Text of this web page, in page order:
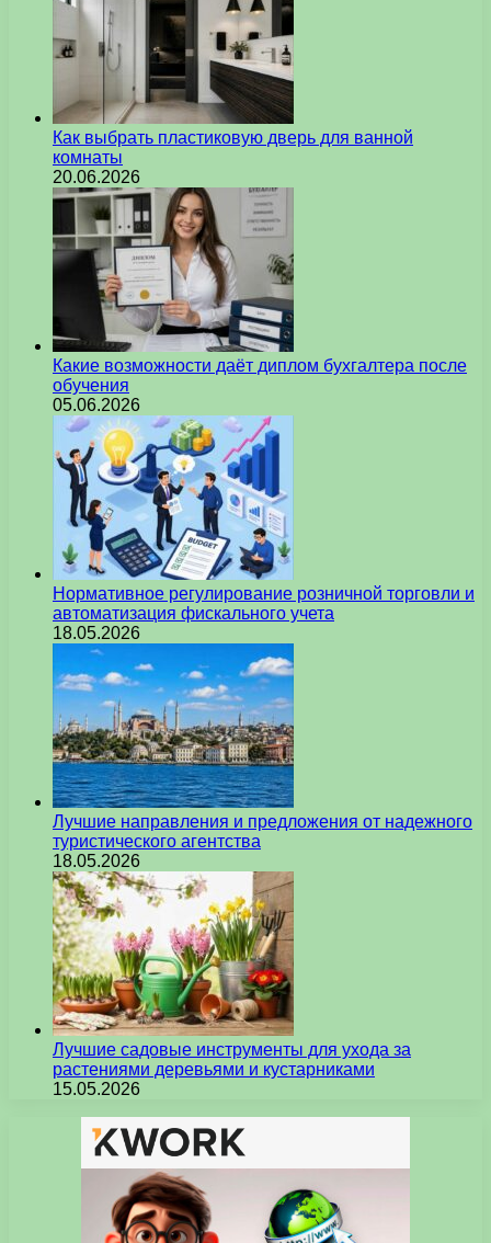
Как выбрать пластиковую дверь для ванной
комнаты
20.06.2026
Какие возможности даёт диплом бухгалтера после
обучения
05.06.2026
Нормативное регулирование розничной торговли и
автоматизация фискального учета
18.05.2026
Лучшие направления и предложения от надежного
туристического агентства
18.05.2026
Лучшие садовые инструменты для ухода за
растениями деревьями и кустарниками
15.05.2026